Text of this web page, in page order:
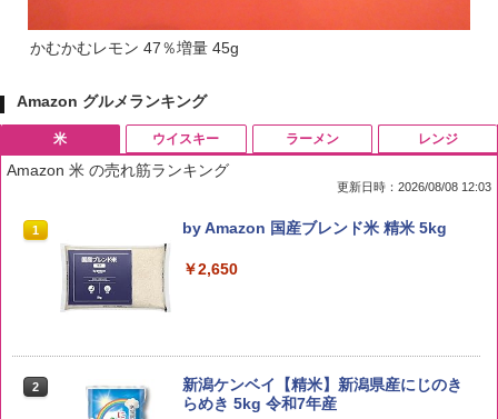
かむかむレモン 47％増量 45g
Amazon グルメランキング
米
Amazon 米 の売れ筋ランキング
更新日時：2026/08/08 12:03
1 by Amazon 国産ブレンド米 精米 5kg
￥2,650
2
新潟ケンベイ【精米】新潟県産にじのき
らめき 5kg 令和7年産
ウイスキー ラーメン レンジ